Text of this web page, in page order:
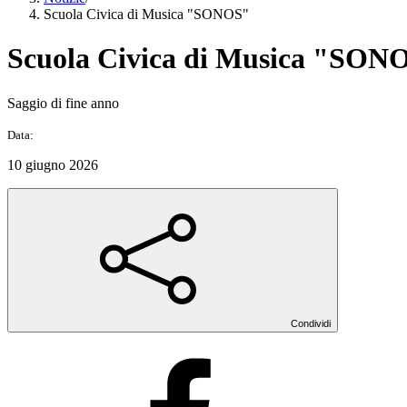
Scuola Civica di Musica "SONOS"
Scuola Civica di Musica
Saggio di fine anno
Data:
10 giugno 2026
Condividi